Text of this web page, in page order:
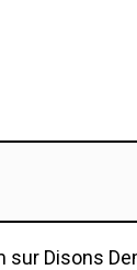
Disons